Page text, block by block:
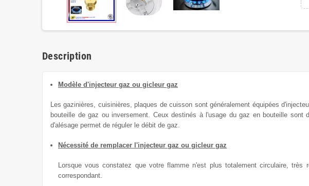
Description
Modèle d'injecteur gaz ou gicleur gaz
Les gazinières, cuisinières, plaques de cuisson sont généralement équipées
bouteille de gaz ou inversement.
Ceux destinés à l'usage dugaz en bouteille sont
d'alésage permet de réguler le débit de gaz.
Nécessité de remplacer l'injecteur gaz ou gicleur gaz
Lorsque vous constatez que votre flamme n'est plus totalement circulaire,
correspondant.